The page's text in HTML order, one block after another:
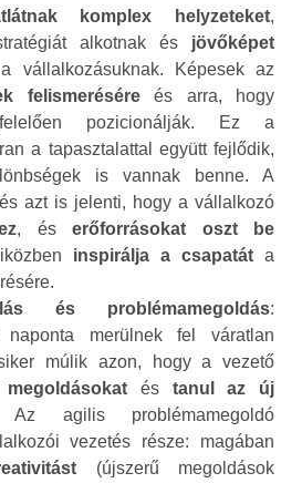
komplex helyzeteket,
alkotnak és jövőképet
vállalkozásuknak. Képesek az
felismeréséreés arra, hogy
pozicionálják. Ez a
a tapasztalattal együtt fejlődik,
is vannak benne. A
azt is jelenti, hogy a vállalkozó
, éserőforrásokat oszt be
inspirálja a csapatát a
és problémamegoldás:
naponta merülnek fel váratlan
múlik azon, hogy a vezető
és tanul az új
agilis problémamegoldó
vezetés része: magában
(újszerű megoldások